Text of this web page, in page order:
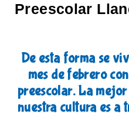
Preescolar
De esta forma se
mes de febrero
preescolar. La
nuestra cultura es a